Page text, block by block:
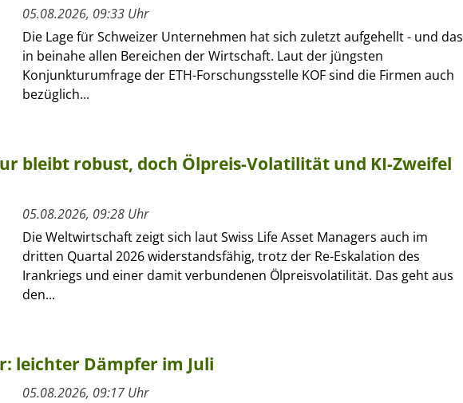
05.08.2026, 09:33 Uhr
Die Lage für Schweizer Unternehmen hat sich zuletzt aufgehellt - und das
in beinahe allen Bereichen der Wirtschaft. Laut der jüngsten
Konjunkturumfrage der ETH-Forschungsstelle KOF sind die Firmen auch
bezüglich...
bleibt robust, doch Ölpreis-Volatilität und KI-Zweifel
05.08.2026, 09:28 Uhr
Die Weltwirtschaft zeigt sich laut Swiss Life Asset Managers auch im
dritten Quartal 2026 widerstandsfähig, trotz der Re-Eskalation des
Irankriegs und einer damit verbundenen Ölpreisvolatilität. Das geht aus
den...
leichter Dämpfer im Juli
05.08.2026, 09:17 Uhr